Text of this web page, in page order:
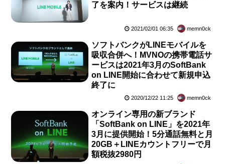
了を案内！サービスは継続
2021/02/01 06:35 memn0ck
ソフトバンクがLINEモバイルを
吸収合併へ！MVNOの携帯電話サ
ービスは2021年3月のSoftBank
on LINE開始に合わせて新規申込
終了に
2020/12/22 11:25 memn0ck
オンライン専用の新ブランド
「SoftBank on LINE」を2021年
3月に提供開始！5分通話無料と月
20GB＋LINEカウントフリーで月
額税抜2980円